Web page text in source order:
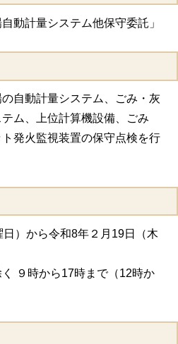
動計量システム他保守委託」
自動計量システム、ごみ・灰
ム、上位計算機設備、ごみ
発火監視装置の保守点検を行
）から令和8年２月19日（木
９時から17時まで（12時か